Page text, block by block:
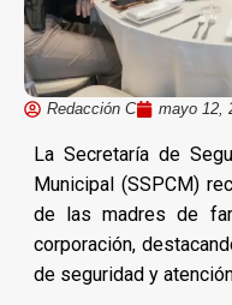
Redacción C mayo 12,
La Secretaría de
Municipal (SSPCM)
de las madres de
corporación,
de seguridad y